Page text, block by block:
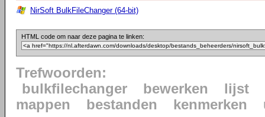
NirSoft BulkFileChanger (64-bit)
HTML code om naar deze pagina te linken:
Trefwoorden:
bulkfilechanger
bewerken
lijst
mappen
bestanden kenmerken